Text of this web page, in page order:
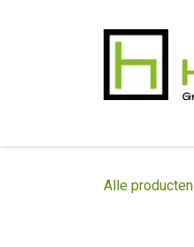
Alle producten